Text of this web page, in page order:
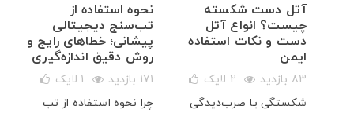
نحوه استفاده از
تب‌سنج دیجیتالی
پیشانی؛ خطاهای رایج و
روش دقیق اندازه‌گیری
171 بازدید 1 لایک
چرا نحوه استفاده از تب
آتل دست شکسته
چیست؟ انواع آتل
دست و نکات استفاده
ایمن
83 بازدید 2 لایک
شکستگی یا ضرب‌دیدگی